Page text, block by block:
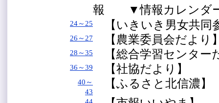
報 ▼情報カレンダ
24～25 【いきいき男女共同
26～27 【農業委員会だより
28～35 【総合学習センタ
36～39 【社協だより】
40～
43
【ふるさと北信濃】